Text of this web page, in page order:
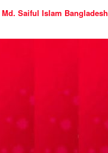
Md. Saiful Islam Bangladesh